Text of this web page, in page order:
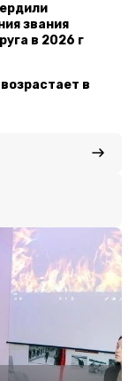
звания
в 2026 г
в